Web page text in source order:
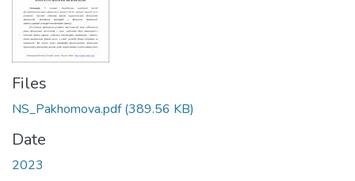
Files
NS_Pakhomova.pdf(389.56 KB)
Date
2023